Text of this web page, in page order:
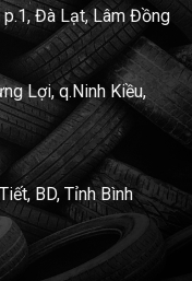
Đà Lạt, Lâm Đồng
Lợi, q.Ninh Kiều,
BD, Tỉnh Bình